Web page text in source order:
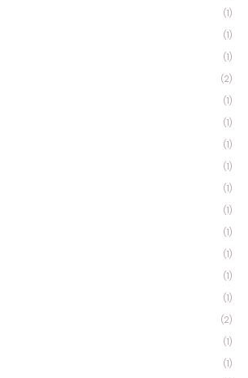
(1)
(1)
(1)
(2)
(1)
(1)
(1)
(1)
(1)
(1)
(1)
(1)
(1)
(1)
(2)
(1)
(1)